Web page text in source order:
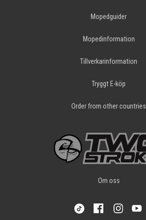
Mopedguider
Mopedinformation
Tillverkarinformation
Tryggt E-köp
Order from other countries
Om oss